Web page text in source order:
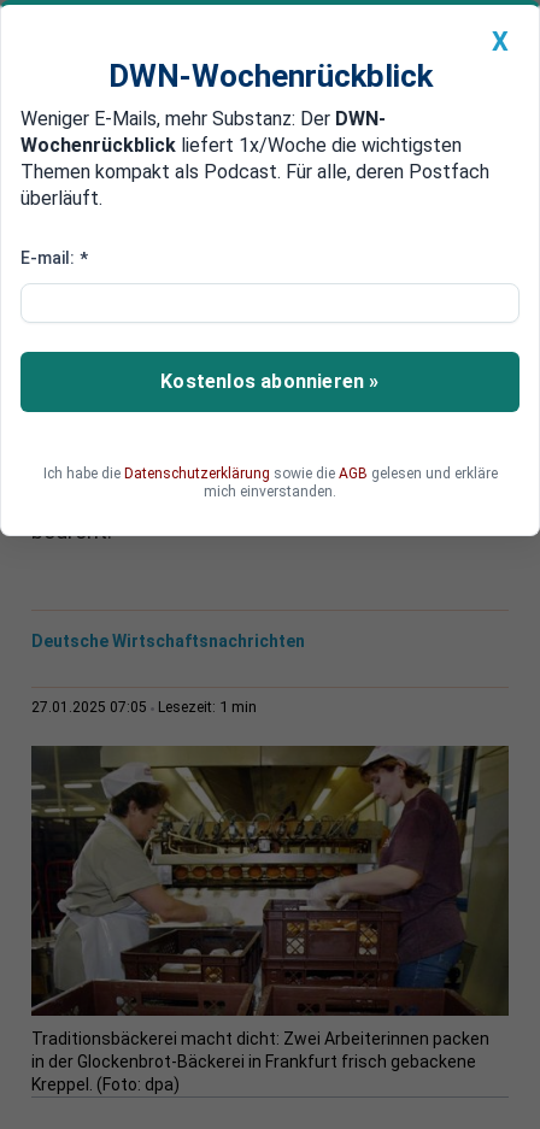
Newsticker MEIN DWN: Geldanlage Premium
Edelmetalle DWN-Magazin China
Frankfurter Glockenbrot-
bedroht
Die Glockenbrot-Großbäckerei in Frankfurt am
Main wird in den nächsten drei bis fünf Jahren
das Unternehmen gehört. Die Jobs der 480
Beschäftigten an dem Standort sind deshalb
bedroht.
Deutsche Wirtschaftsnachrichten
27.01.2025 07:05 Lesezeit: 1 min
Traditionsbäckerei macht dicht: Zwei Arbeiterinnen packen
in der Glockenbrot-Bäckerei in Frankfurt frisch gebackene
Kreppel. (Foto: dpa)
X
DWN-Wochenrückblick
Weniger E-Mails, mehr Substanz: Der DWN-
Wochenrückblick liefert 1x/Woche die wichtigsten
Themen kompakt als Podcast. Für alle, deren Postfach
überläuft.
E-mail: *
Kostenlos abonnieren »
Ich habe die Datenschutzerklärung sowie die AGB gelesen und erkläre
mich einverstanden.